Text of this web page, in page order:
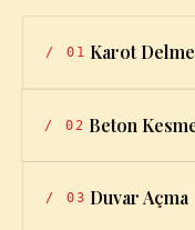
/ 01 Karot Delme
/ 02 Beton
/ 03 Duvar Açma